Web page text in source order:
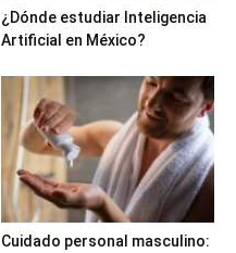
¿Dónde estudiar Inteligencia
Artificial en México?
Cuidado personal masculino: